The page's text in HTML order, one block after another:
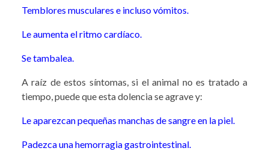
Temblores musculares e incluso vómitos.
Le aumenta el ritmo cardíaco.
Se tambalea.
A raíz de estos síntomas, si el animal no es tratado a
tiempo, puede que esta dolencia se agrave y:
Le aparezcan pequeñas manchas de sangre en la piel.
Padezca una hemorragia gastrointestinal.